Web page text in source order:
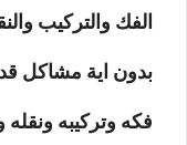
الفك والتركيب
بدون اية مشاكل قد
فكه وتركيبه ونقله